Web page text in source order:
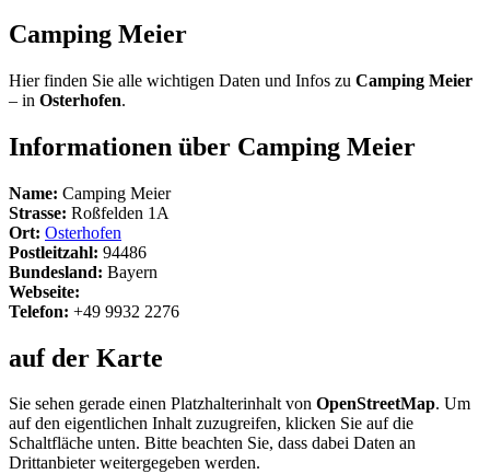
Camping Meier
Hier finden Sie alle wichtigen Daten und Infos zu Camping Meier
– in Osterhofen.
Informationen über Camping Meier
Name: Camping Meier
Strasse: Roßfelden 1A
Ort: Osterhofen
Postleitzahl: 94486
Bundesland: Bayern
Webseite:
Telefon: +49 9932 2276
auf der Karte
Sie sehen gerade einen Platzhalterinhalt von OpenStreetMap. Um
auf den eigentlichen Inhalt zuzugreifen, klicken Sie auf die
Schaltfläche unten. Bitte beachten Sie, dass dabei Daten an
Drittanbieter weitergegeben werden.